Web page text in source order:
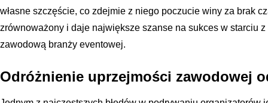
własne szczęście, co zdejmie z niego poczucie winy za brak
zrównoważony i daje największe szanse na sukces w starciu
zawodową branży eventowej.
Odróżnienie uprzejmości zawodowej